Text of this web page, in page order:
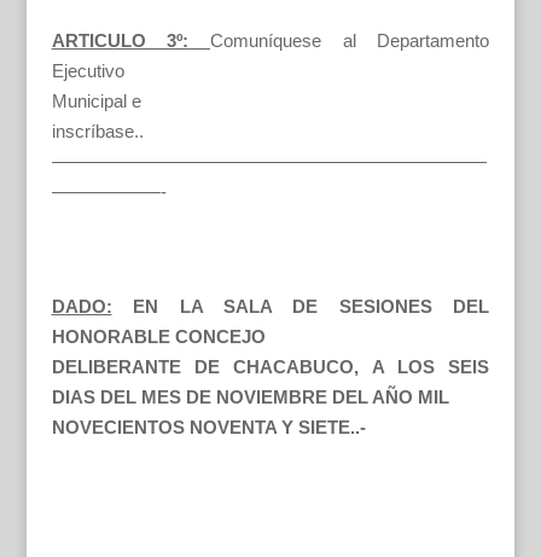
ARTICULO 3º: Comuníquese al Departamento
Ejecutivo
Municipal e
inscríbase..
————————————————————————
——————-
DADO:
EN LA SALA DE SESIONES DEL
HONORABLE CONCEJO
DELIBERANTE DE CHACABUCO, A LOS SEIS
DIAS DEL MES DE NOVIEMBRE DEL AÑO MIL
NOVECIENTOS NOVENTA Y SIETE..-